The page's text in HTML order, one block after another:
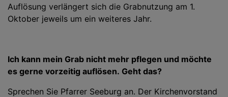
Auflösung verlängert sich die Grabnutzung am 1.
Oktober jeweils um ein weiteres Jahr.
Ich kann mein Grab nicht mehr pflegen und möchte
es gerne vorzeitig auflösen. Geht das?
Sprechen Sie Pfarrer Seeburg an. Der Kirchenvorstand